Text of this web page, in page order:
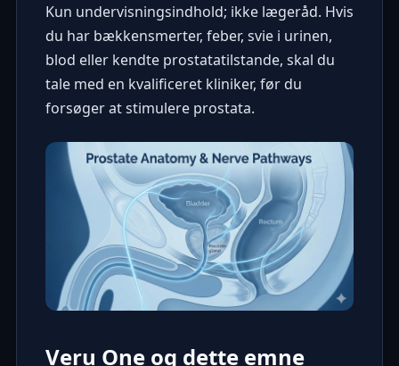
Kun undervisningsindhold; ikke lægeråd. Hvis
du har bækkensmerter, feber, svie i urinen,
blod eller kendte prostatatilstande, skal du
tale med en kvalificeret kliniker, før du
forsøger at stimulere prostata.
Veru One og dette emne